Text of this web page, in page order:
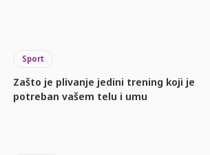
Sport
Zašto je plivanje jedini trening koji je
potreban vašem telu i umu